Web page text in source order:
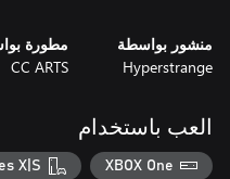
منشور بواسطة
Hyperstrange
مطورة
CC ARTS
العب باستخدام
XBOX One
X|S